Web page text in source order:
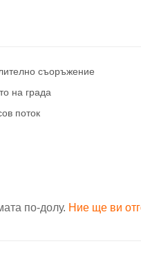
съоръжение
на града
поток
по-долу. Ние ще ви